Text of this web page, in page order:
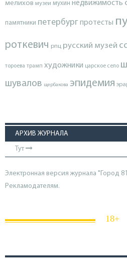
мелихов музеи мухин недвижимость
памятники петербургпротесты
роткевич рпц русский музей
тороева трамп художники царское село
шувалов щербакова эпидемия
АРХИВ ЖУРНАЛА
Тут
Электронная версия журнала "Город
Рекламодателям.
18+